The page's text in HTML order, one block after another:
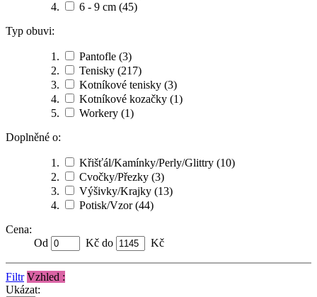
6 - 9 cm (45)
Typ obuvi:
Pantofle (3)
Tenisky (217)
Kotníkové tenisky (3)
Kotníkové kozačky (1)
Workery (1)
Doplněné o:
Křišťál/Kamínky/Perly/Glittry (10)
Cvočky/Přezky (3)
Výšivky/Krajky (13)
Potisk/Vzor(44)
Cena:
Od
Kč do Kč
Filtr Vzhled :
Ukázat: